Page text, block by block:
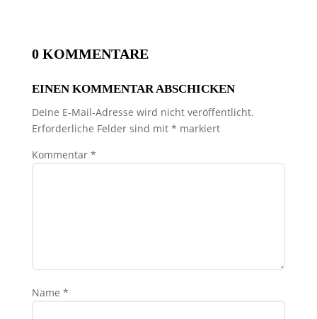
0 KOMMENTARE
EINEN KOMMENTAR ABSCHICKEN
Deine E-Mail-Adresse wird nicht veröffentlicht.
Erforderliche Felder sind mit * markiert
Kommentar *
Name *